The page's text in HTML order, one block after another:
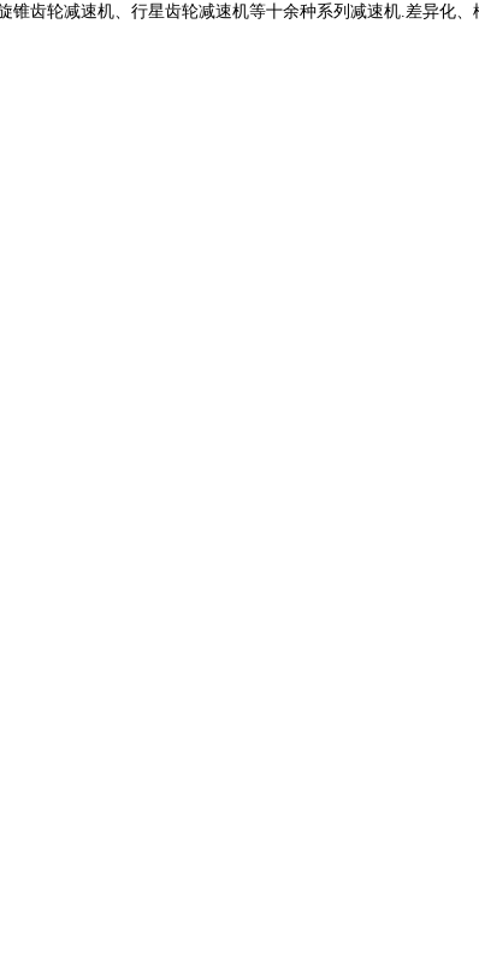
锥齿轮减速机、行星齿轮减速机等十余种系列减速机 .差异化